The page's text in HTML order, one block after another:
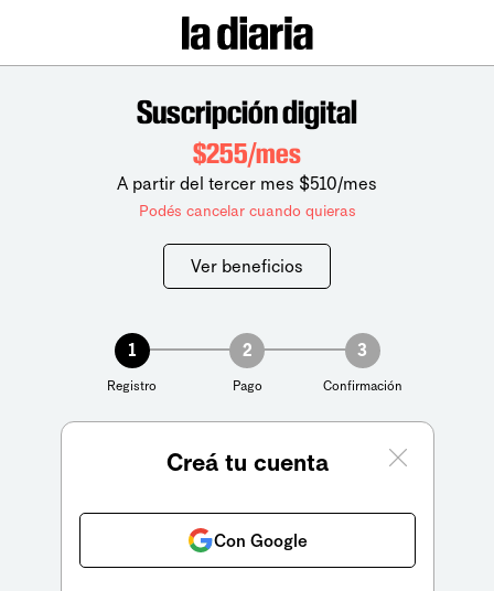
Suscripción digital
$255/mes
A partir del tercer mes $510/mes
Podés cancelar cuando quieras
Ver beneficios
1
Registro
2
Pago
3
Confirmación
Creá tu cuenta
Con Google